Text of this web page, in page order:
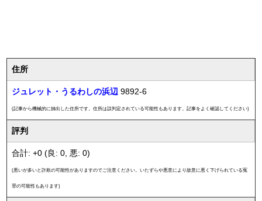
住所
ジュレット・うるわしの浜辺 9892-6
(記事から機械的に抽出した住所です。住所は誤判定されている可能性もあります。記事をよく確認してください)
評判
合計: +0 (良: 0, 悪: 0)
(悪いが多いと詐欺の可能性がありますのでご注意ください。いたずらや悪意により故意に悪く下げられている冤
罪の可能性もあります)